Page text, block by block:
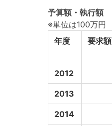
予算額・執行額
※単位は100万円
年度
要求額
2012
2013
2014